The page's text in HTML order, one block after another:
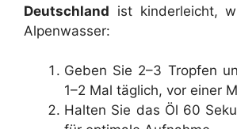
Deutschland ist kinderleicht,
Alpenwasser:
Geben Sie 2–3 Tropfen
1–2 Mal täglich, vor einer
Halten Sie das Öl 60